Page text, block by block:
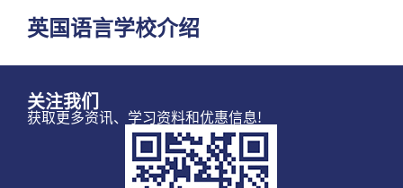
英国语言学校介绍
关注我们
获取更多资讯、学习资料和优惠信息!